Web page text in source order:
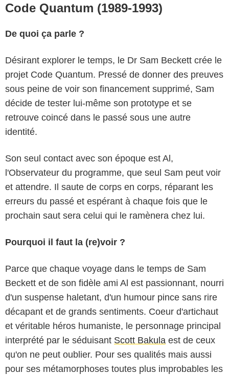
Code Quantum (1989-1993)
De quoi ça parle ?
Désirant explorer le temps, le Dr Sam Beckett crée le
projet Code Quantum. Pressé de donner des preuves
sous peine de voir son financement supprimé, Sam
décide de tester lui-même son prototype et se
retrouve coincé dans le passé sous une autre
identité.
Son seul contact avec son époque est Al,
l'Observateur du programme, que seul Sam peut voir
et attendre. Il saute de corps en corps, réparant les
erreurs du passé et espérant à chaque fois que le
prochain saut sera celui qui le ramènera chez lui.
Pourquoi il faut la (re)voir ?
Parce que chaque voyage dans le temps de Sam
Beckett et de son fidèle ami Al est passionnant, nourri
d'un suspense haletant, d'un humour pince sans rire
décapant et de grands sentiments. Coeur d'artichaut
et véritable héros humaniste, le personnage principal
interprété par le séduisant Scott Bakula est de ceux
qu'on ne peut oublier. Pour ses qualités mais aussi
pour ses métamorphoses toutes plus improbables les